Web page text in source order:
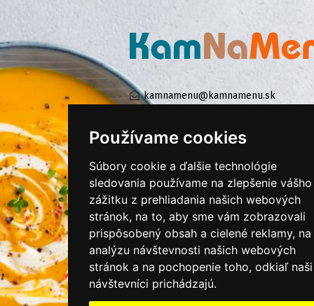
Používame cookies
Súbory cookie a ďalšie technológie
sledovania používame na zlepšenie vášho
zážitku z prehliadania našich webových
stránok, na to, aby sme vám zobrazovali
prispôsobený obsah a cielené reklamy, na
analýzu návštevnosti našich webových
stránok a na pochopenie toho, odkiaľ naši
návštevníci prichádzajú.
kamnamenu@kamnamenu.sk
KONTAKTUJTE NÁS
PRIHLÁSIŤ SA DO ZÁKAZNÍCKEJ ZÓNY
Všeobecné obchodné podmienky
Ochrana osobných údajov
Cookies